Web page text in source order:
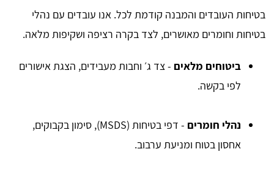
בטיחות העובדים והמבנה קודמת לכל. אנו עובדים עם נהלי
בטיחות וחומרים מאושרים, לצד בקרה רציפה ושקיפות מלאה.
ביטוחים מלאים - צד ג׳ וחבות מעבידים, הצגת אישורים
לפי בקשה.
נהלי חומרים
- דפי בטיחות (MSDS), סימון בקבוקים,
אחסון בטוח ומניעת ערבוב.